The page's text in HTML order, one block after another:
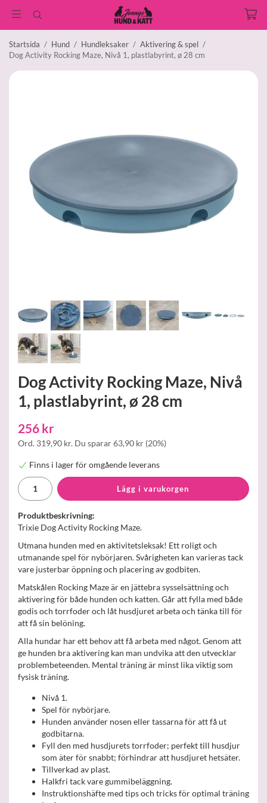
Startsida / Hund / Hundleksaker / Aktivering & spel /
Dog Activity Rocking Maze, Nivå 1, plastlabyrint, ø 28 cm
Dog Activity Rocking Maze, Nivå
1, plastlabyrint, ø 28 cm
256 kr
Ord. 319,90 kr. Du sparar63,90 kr (20%)
Finns i lager för omgående leverans
Lägg i varukorgen
Produktbeskrivning:
Trixie Dog Activity Rocking Maze.
Utmana hunden med en aktivitetsleksak! Ett roligt och
utmanande spel för nybörjaren. Svårigheten kan varieras tack
vare justerbar öppning och placering av godbiten.
Matskålen Rocking Maze är en jättebra sysselsättning och
aktivering för både hunden och katten. Går att fylla med både
godis och torrfoder och låt husdjuret arbeta och tänka till för
att få sin belöning.
Alla hundar har ett behov att få arbeta med något. Genom att
ge hunden bra aktivering kan man undvika att den utvecklar
problembeteenden. Mental träning är minst lika viktig som
fysisk träning.
Nivå 1.
Spel för nybörjare.
Hunden använder nosen eller tassarna för att få ut
godbitarna.
Fyll den med husdjurets torrfoder; perfekt till husdjur
som äter för snabbt; förhindrar att husdjuret hetsäter.
Tillverkad av plast.
Halkfri tack vare gummibeläggning.
Instruktionshäfte med tips och tricks för optimal träning